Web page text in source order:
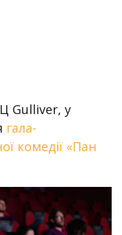
Gulliver, у
гала-
комедії «Пан